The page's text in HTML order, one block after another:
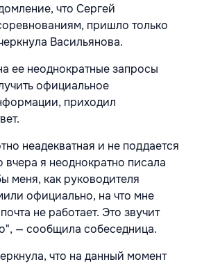
что Сергей
пришло только
Васильянова.
ее неоднократные запросы
официальное
приходил
неадекватная и не поддается
вчера я неоднократно писала
меня, как руководителя
официально, на что мне
не работает. Это звучит
— сообщила собеседница.
что на данный момент